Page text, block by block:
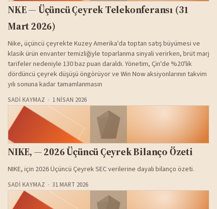
NKE — Üçüncü Çeyrek Telekonferansı (31
Mart 2026)
Nike, üçüncü çeyrekte Kuzey Amerika'da toptan satış büyümesi ve
klasik ürün envanter temizliğiyle toparlanma sinyali verirken, brüt marj
tarifeler nedeniyle 130 baz puan daraldı. Yönetim, Çin'de %20'lik
dördüncü çeyrek düşüşü öngörüyor ve Win Now aksiyonlarının takvim
yılı sonuna kadar tamamlanmasın
SADI KAYMAZ 1 NISAN 2026
NIKE, — 2026 Üçüncü Çeyrek Bilanço Özeti
NIKE, için 2026 Üçüncü Çeyrek SEC verilerine dayalı bilanço özeti.
SADI KAYMAZ 31 MART 2026